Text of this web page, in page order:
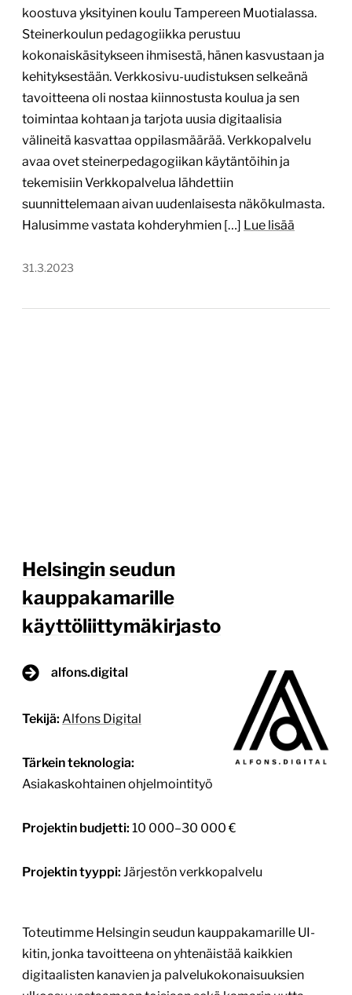
koostuva yksityinen koulu Tampereen Muotialassa.
Steinerkoulun pedagogiikka perustuu
kokonaiskäsitykseen ihmisestä, hänen kasvustaan ja
kehityksestään. Verkkosivu-uudistuksen selkeänä
tavoitteena oli nostaa kiinnostusta koulua ja sen
toimintaa kohtaan ja tarjota uusia digitaalisia
välineitä kasvattaa oppilasmäärää. Verkkopalvelu
avaa ovet steinerpedagogiikan käytäntöihin ja
tekemisiin Verkkopalvelua lähdettiin
suunnittelemaan aivan uudenlaisesta näkökulmasta.
Halusimme vastata kohderyhmien […] Lue lisää
31.3.2023
Helsingin seudun
kauppakamarille
käyttöliittymäkirjasto
alfons.digital
Tekijä: Alfons Digital
Tärkein teknologia:
Asiakaskohtainen ohjelmointityö
Projektin budjetti: 10 000–30 000 €
Projektin tyyppi: Järjestön verkkopalvelu
Toteutimme Helsingin seudun kauppakamarille UI-
kitin, jonka tavoitteena on yhtenäistää kaikkien
digitaalisten kanavien ja palvelukokonaisuuksien